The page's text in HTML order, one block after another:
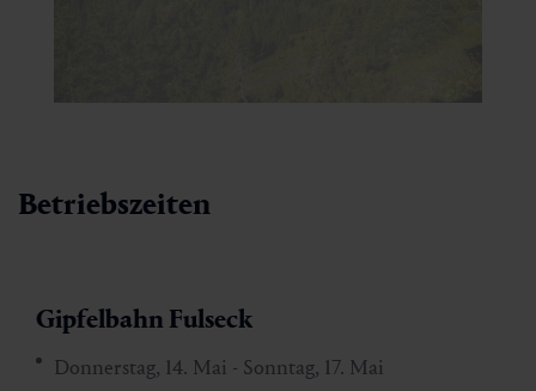
Betriebszeiten
Gipfelbahn Fulseck
Donnerstag, 14. Mai - Sonntag, 17. Mai